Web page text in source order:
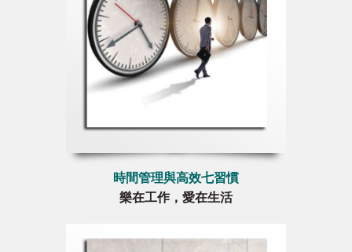
時間管理與高效七習慣
樂在工作，愛在生活